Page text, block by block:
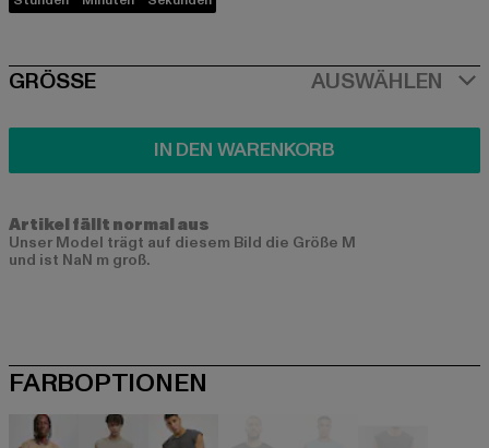
SIZE
GRÖSSE AUSWÄHLEN
IN DEN WARENKORB
Artikel fällt normal aus
Unser Model trägt auf diesem Bild die Größe M
und ist NaN m groß.
FARBOPTIONEN